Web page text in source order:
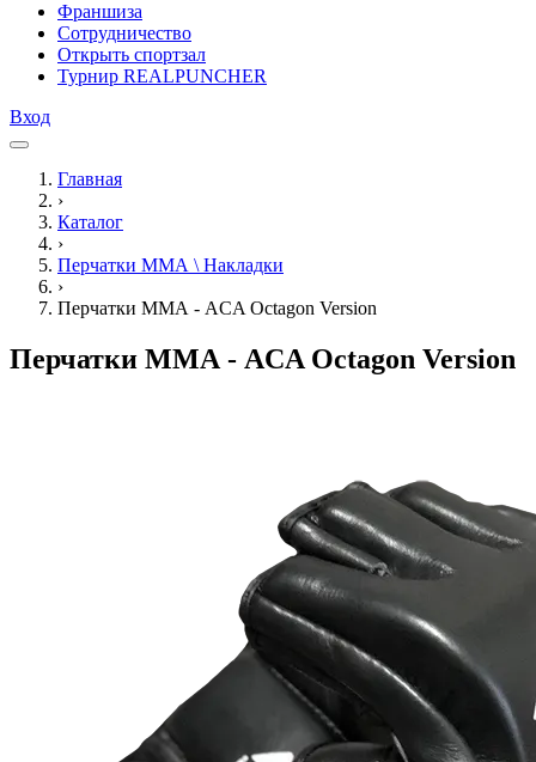
Франшиза
Сотрудничество
Открыть спортзал
Турнир REALPUNCHER
Вход
Главная
›
Каталог
›
Перчатки ММА \ Накладки
›
Перчатки ММА - ACA Octagon Version
Перчатки ММА - ACA Octagon Version